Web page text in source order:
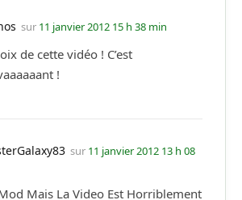
sur 11 janvier 2012 15 h 38 min
de cette vidéo ! C’est
!
sur 11 janvier 2012 13 h 08
Mais La Video Est Horriblement